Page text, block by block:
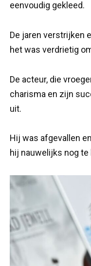
eenvoudig gekleed.
De jaren verstrijken
het was verdrietig
De acteur, die
charisma en zijn
uit.
Hij was afgevallen
hij nauwelijks nog te